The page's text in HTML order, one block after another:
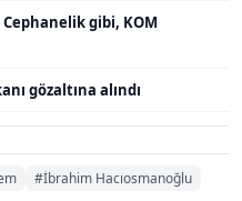
gibi, KOM
gözaltına alındı
#İbrahim Hacıosmanoğlu